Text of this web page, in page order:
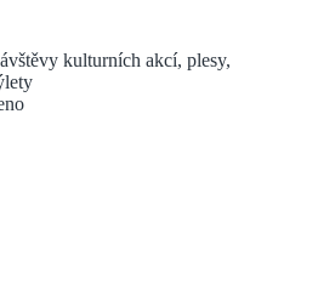
kulturních akcí, plesy,